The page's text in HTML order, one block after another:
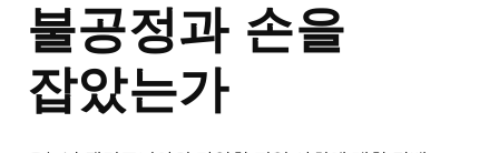
불공정과 손을
잡았는가